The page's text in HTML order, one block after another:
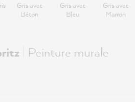
Gris avec
Béton
Gris avec
Bleu
Gris avec
Marron
Peinture murale